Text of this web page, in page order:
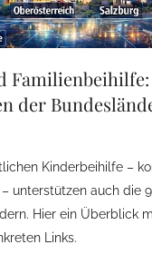
der
Kinderbeihilfe –
unterstützen auch die
Hier ein Überblick
Links.